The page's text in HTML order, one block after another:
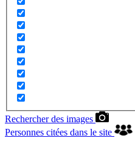
Rechercher des images
Personnes citées dans le site